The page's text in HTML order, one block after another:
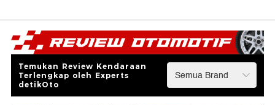
Temukan Review Kendaraan
Terlengkap oleh Experts
detikOto